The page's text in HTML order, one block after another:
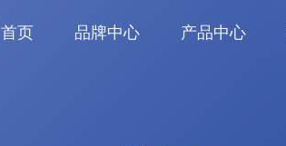
首页 品牌中心 产品中心